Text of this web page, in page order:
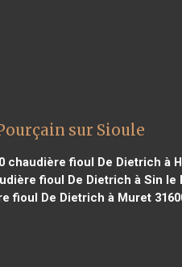
sur Sioule
chaudière fioul De Dietrich à
fioul De Dietrich à Sin le
fioul De Dietrich à Muret